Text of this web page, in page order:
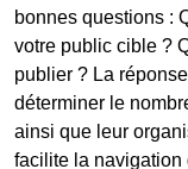
bonnes questions :
votre public cible ?
publier ? La
déterminer le
ainsi que leur
facilite la navigation